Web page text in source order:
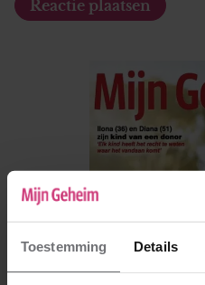
Toestemming Details